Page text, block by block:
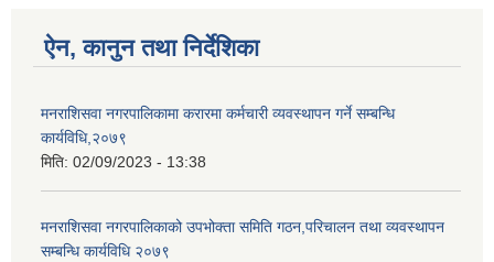
ऐन, कानुन तथा निर्देशिका
मनराशिसवा नगरपालिकामा करारमा कर्मचारी व्यवस्थापन गर्ने सम्बन्धि
कार्यविधि,२०७९
मिति: 02/09/2023 - 13:38
मनराशिसवा नगरपालिकाको उपभोक्ता समिति गठन,परिचालन तथा व्यवस्थापन
सम्बन्धि कार्यविधि २०७९